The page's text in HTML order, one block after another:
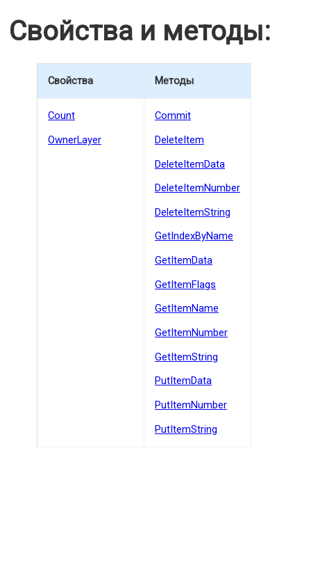
Свойства и методы:
Свойства Методы
Count
OwnerLayer
Commit
DeleteItem
DeleteItemData
DeleteItemNumber
DeleteItemString
GetIndexByName
GetItemData
GetItemFlags
GetItemName
GetItemNumber
GetItemString
PutItemData
PutItemNumber
PutItemString